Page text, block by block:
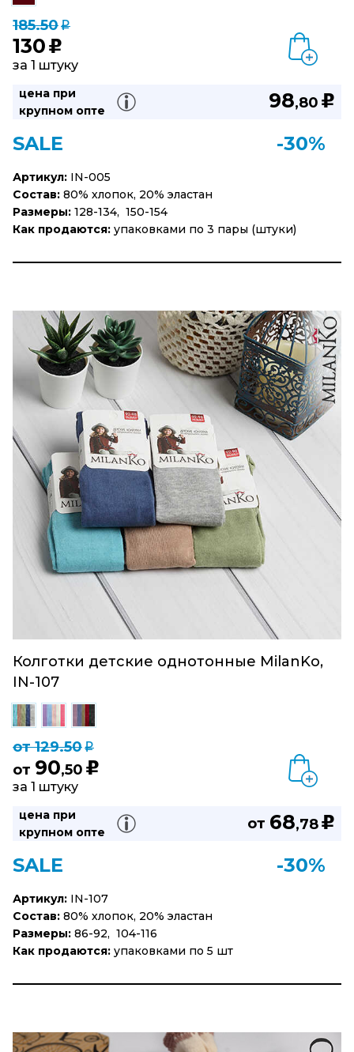
185.50q
130 u
за 1 штуку
цена при
крупном опте
98,80 u
SALE -30%
Артикул: IN-005
Состав: 80% хлопок, 20% эластан
Размеры: 128-134, 150-154
Как продаются: упаковками по 3 пары (штуки)
Колготки детские однотонные MilanKo,
IN-107
от 129.50q
от 90,50 u
за 1 штуку
цена при
крупном опте
от 68,78u
SALE -30%
Артикул: IN-107
Состав: 80% хлопок, 20% эластан
Размеры: 86-92, 104-116
Как продаются: упаковками по 5 шт